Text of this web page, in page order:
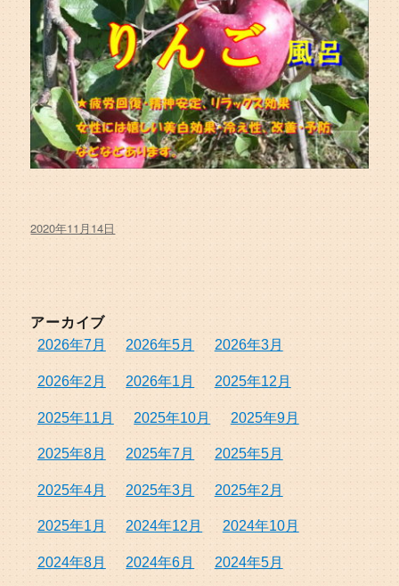
投
2020年11月14日
アーカイブ
2026年7月 2026年5月 2026年3月
2026年2月 2026年1月 2025年12月
2025年11月 2025年10月 2025年9月
2025年8月 2025年7月 2025年5月
2025年4月 2025年3月 2025年2月
2025年1月 2024年12月 2024年10月
2024年8月 2024年6月 2024年5月